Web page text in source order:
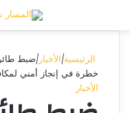
تسجيل الدخول
الرئيسية|الأخبار |ضبط
خطرة في إنجاز أمني
الأخبار